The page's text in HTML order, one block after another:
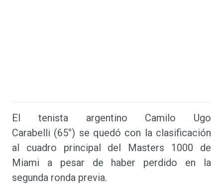
El tenista argentino Camilo Ugo
Carabelli (65°) se quedó con la clasificación
al cuadro principal del Masters 1000 de
Miami a pesar de haber perdido en la
segunda ronda previa.